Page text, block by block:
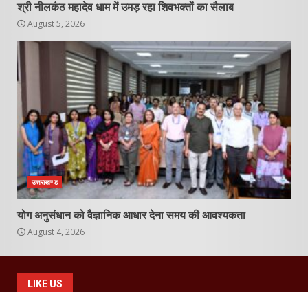
श्री नीलकंठ महादेव धाम में उमड़ रहा शिवभक्तों का सैलाब
August 5, 2026
उत्तराखण्ड
योग अनुसंधान को वैज्ञानिक आधार देना समय की आवश्यकता
August 4, 2026
LIKE US